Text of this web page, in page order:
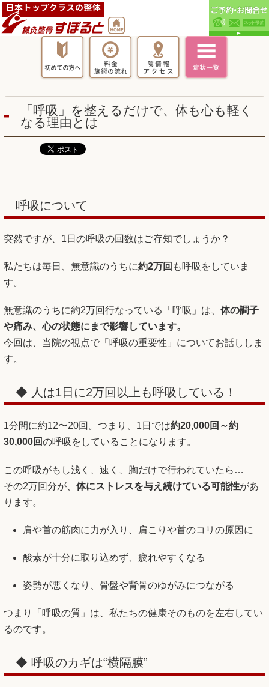
「呼吸」を整えるだけで、体も心も軽く
なる理由とは
呼吸について
突然ですが、1日の呼吸の回数はご存知でしょうか？
私たちは毎日、無意識のうちに約2万回 も呼吸をしていま
す。
無意識のうちに約2万回行なっている「呼吸」は、 体の調子
や痛み、心の状態にまで影響しています。
今回は、当院の視点で「呼吸の重要性」についてお話ししま
す。
◆ 人は1日に2万回以上も呼吸している！
1分間に約12〜20回。つまり、1日では約20,000回～約
30,000回の呼吸をしていることになります。
この呼吸がもし浅く、速く、胸だけで行われていたら…
その2万回分が、 体にストレスを与え続けている可能性があ
ります。
肩や首の筋肉に力が入り、肩こりや首のコリの原因に
酸素が十分に取り込めず、疲れやすくなる
姿勢が悪くなり、骨盤や背骨のゆがみにつながる
つまり「呼吸の質」は、私たちの健康そのものを左右してい
るのです。
◆ 呼吸のカギは“横隔膜”